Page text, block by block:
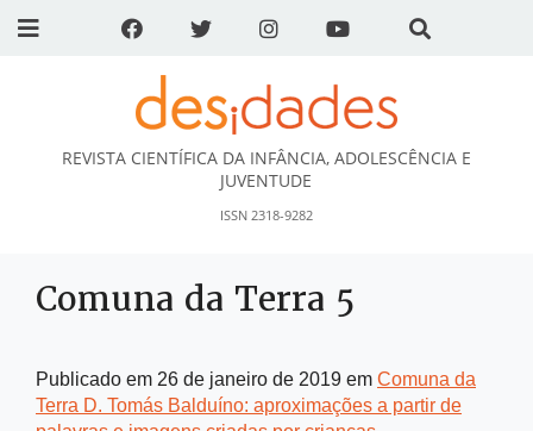
DESidades
REVISTA CIENTÍFICA DA INFÂNCIA, ADOLESCÊNCIA E
JUVENTUDE
ISSN 2318-9282
Comuna da Terra 5
Publicado em 26 de janeiro de 2019 em Comuna da
Terra D. Tomás Balduíno: aproximações a partir de